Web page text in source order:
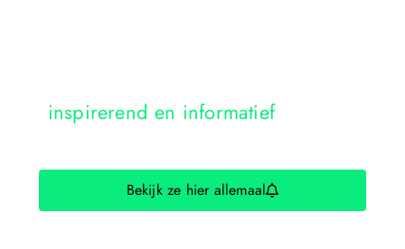
inspirerend en informatiefzijn over
Bekijk ze hier allemaal